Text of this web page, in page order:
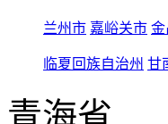
兰州市 嘉峪关市 金
临夏回族自治州 甘
青海省